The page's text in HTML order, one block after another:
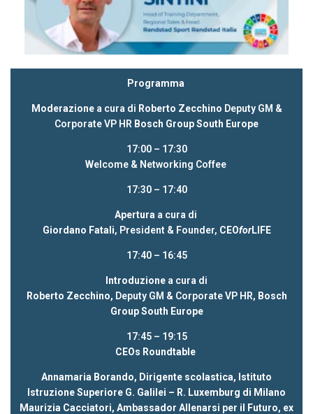
Programma
Moderazione a cura di Roberto Zecchino Deputy GM &
Corporate VP HR Bosch Group South Europe
17:00 – 17:30
Welcome & Networking Coffee
17:30 – 17:40
Apertura a cura di
Giordano Fatali, President & Founder, CEOforLIFE
17:40 – 16:45
Introduzione a cura di
Roberto Zecchino, Deputy GM & Corporate VP HR, Bosch
Group South Europe
17:45 – 19:15
CEOs Roundtable
Annamaria Borando, Dirigente scolastica, Istituto
Istruzione Superiore G. Galilei – R. Luxemburg di Milano
Maurizia Cacciatori, Ambassador Allenarsi per il Futuro, ex